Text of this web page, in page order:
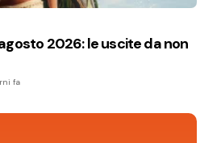
2026: le uscite da non
fa